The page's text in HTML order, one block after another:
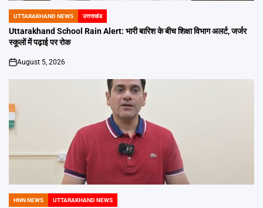
POSTED
IN
UTTARAKHAND NEWS उत्तराखंड
Uttarakhand School Rain Alert: भारी बारिश के बीच शिक्षा विभाग अलर्ट, जर्जर
स्कूलों में पढ़ाई पर रोक
on
August 5, 2026
POSTED
HNN NEWS UTTARAKHAND NEWS